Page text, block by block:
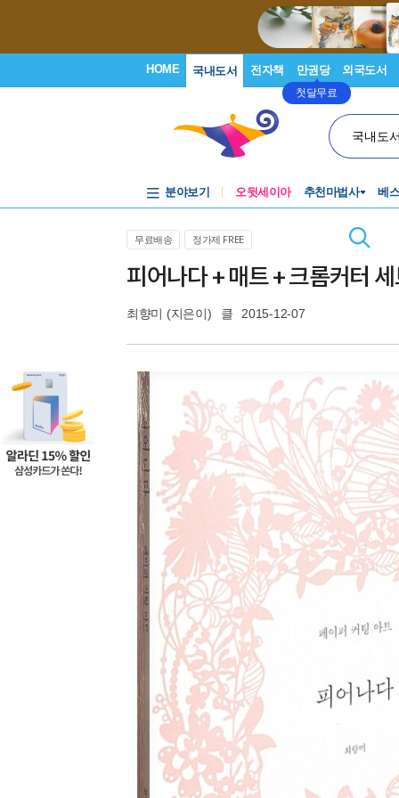
HOME 국내도서 전자책 만권당
첫달무료
외국도서
국내도
분야보기 오뒷세이아 추천마법사 베
무료배송 정가제 FREE
피어나다 + 매트 + 크롬커터
최향미 (지은이) 클 2015-12-07